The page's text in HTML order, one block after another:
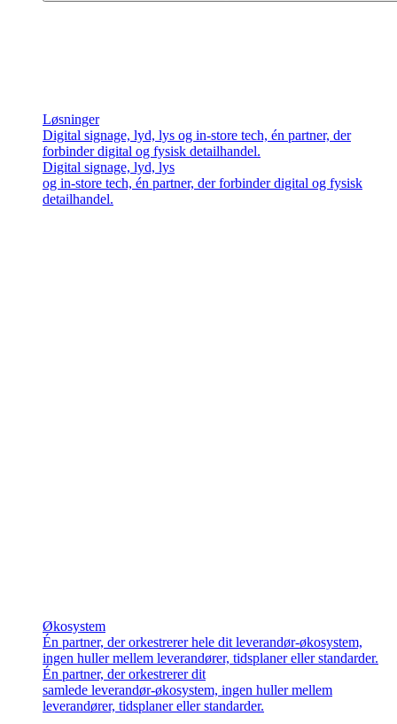
Løsninger
Digital signage, lyd, lys og in-store tech, én partner, der
forbinder digital og fysisk detailhandel.
Digital signage, lyd, lys
og in-store tech, én partner, der forbinder digital og fysisk
detailhandel.
Økosystem
Én partner, der orkestrerer hele dit leverandør-økosystem,
ingen huller mellem leverandører, tidsplaner eller standarder.
Én partner, der orkestrerer dit
samlede leverandør-økosystem, ingen huller mellem
leverandører, tidsplaner eller standarder.